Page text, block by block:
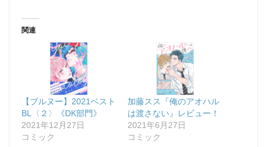
関連
【ブルヌー】2021ベスト
BL〈２〉《DK部門》
2021年12月27日
コミック
加藤スス『俺のアオハル
は渡さない』レビュー！
2021年6月27日
コミック